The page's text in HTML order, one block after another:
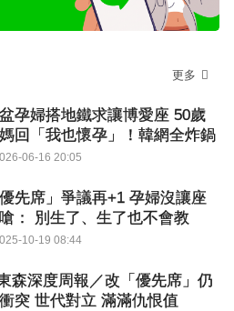
更多
孕婦搭地鐵求讓博愛座 50歲
回「我也懷孕」！韓網全炸鍋
06-16 20:05
優先席」爭議再+1 孕婦沒讓座
： 別生了、生了也不會教
10-19 08:44
森深度周報／改「優先席」仍
突 世代對立 滿滿仇恨值